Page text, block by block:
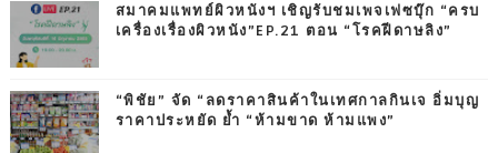
สมาคมแพทย์ผิวหนังฯ เชิญรับชมเพจเฟซบุ๊ก “ครบ
เครื่องเรื่องผิวหนัง”EP.21 ตอน “โรคฝีดาษลิง”
“พิชัย” จัด “ลดราคาสินค้าในเทศกาลกินเจ อิ่มบุญ
ราคาประหยัด ย้ำ “ห้ามขาด ห้ามแพง”